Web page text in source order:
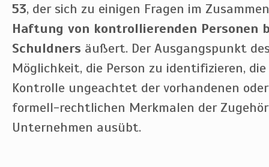
53, der sich zu einigen Fragen im
Haftung von kontrollierenden Personen
Schuldners äußert. Der Ausgangspunkt
Möglichkeit, die Person zu identifizieren,
Kontrolle ungeachtet der vorhandenen
formell-rechtlichen Merkmalen der
Unternehmen ausübt.